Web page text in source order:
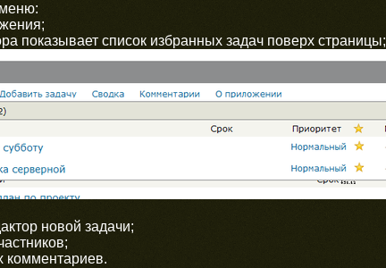
показывает список избранных задач поверх страницы;
новой задачи;
комментариев.